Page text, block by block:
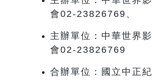
會02-23826769、
主辦單位：中華世界
會02-23826769
合辦單位：國立中正